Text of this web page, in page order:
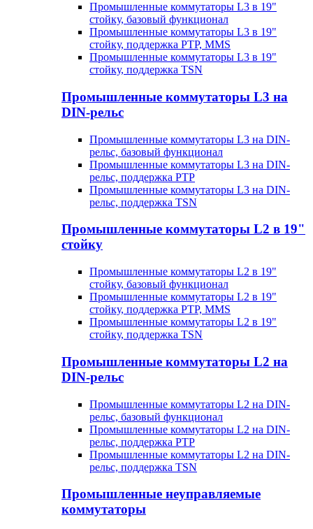
Промышленные коммутаторы L3 в 19"
стойку, базовый функционал
Промышленные коммутаторы L3 в 19"
стойку, поддержка PTP, MMS
Промышленные коммутаторы L3 в 19"
стойку, поддержка TSN
Промышленные коммутаторы L3 на
DIN-рельс
Промышленные коммутаторы L3 на DIN-
рельс, базовый функционал
Промышленные коммутаторы L3 на DIN-
рельс, поддержка PTP
Промышленные коммутаторы L3 на DIN-
рельс, поддержка TSN
Промышленные коммутаторы L2 в 19"
стойку
Промышленные коммутаторы L2 в 19"
стойку, базовый функционал
Промышленные коммутаторы L2 в 19"
стойку, поддержка PTP, MMS
Промышленные коммутаторы L2 в 19"
стойку, поддержка TSN
Промышленные коммутаторы L2 на
DIN-рельс
Промышленные коммутаторы L2 на DIN-
рельс, базовый функционал
Промышленные коммутаторы L2 на DIN-
рельс, поддержка PTP
Промышленные коммутаторы L2 на DIN-
рельс, поддержка TSN
Промышленные неуправляемые
коммутаторы